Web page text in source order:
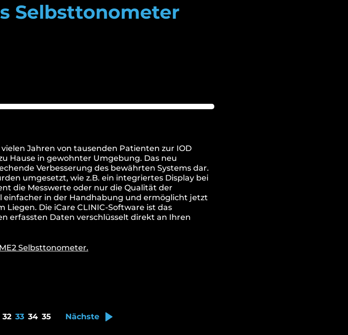
Selbsttonometer
Jahren von tausenden Patienten zur IOD
Hause in gewohnter Umgebung. Das neu
Verbesserung des bewährten Systems dar.
umgesetzt, wie z.B. ein integriertes Display bei
die Messwerte oder nur die Qualität der
einfacher in der Handhabung und ermöglicht jetzt
Liegen. Die iCare CLINIC-Software ist das
erfassten Daten verschlüsselt direkt an Ihren
Selbsttonometer.
32 33 34 35 Nächste